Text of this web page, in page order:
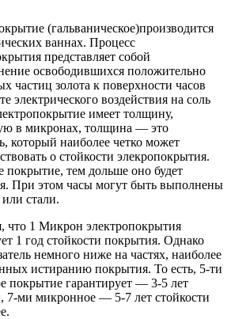
(гальваническое)производится
ваннах. Процесс
представляет собой
освободившихся положительно
частиц золота к поверхности часов
электрического воздействия на соль
имеет толщину,
в микронах, толщина — это
который наиболее четко может
о стойкости элекропокрытия.
покрытие, тем дольше оно будет
При этом часы могут быть выполнены
стали.
что 1 Микрон электропокрытия
1 год стойкости покрытия. Однако
немного ниже на частях, наиболее
истиранию покрытия. То есть, 5-ти
покрытие гарантирует — 3-5 лет
7-ми микронное — 5-7 лет стойкости